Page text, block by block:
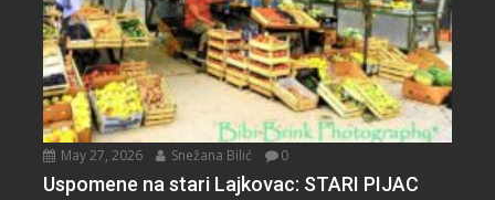
May 27, 2026 Snežana Bilić 0
Uspomene na stari Lajkovac: STARI PIJAC